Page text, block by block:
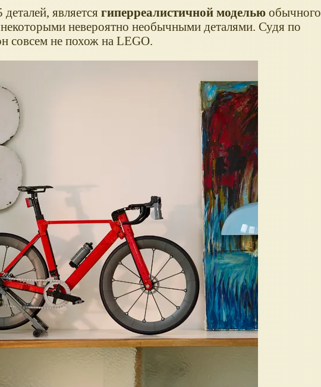
являетсягиперреалистичной моделью обычного
невероятно необычными деталями. Судя по
совсем не похож на LEGO.